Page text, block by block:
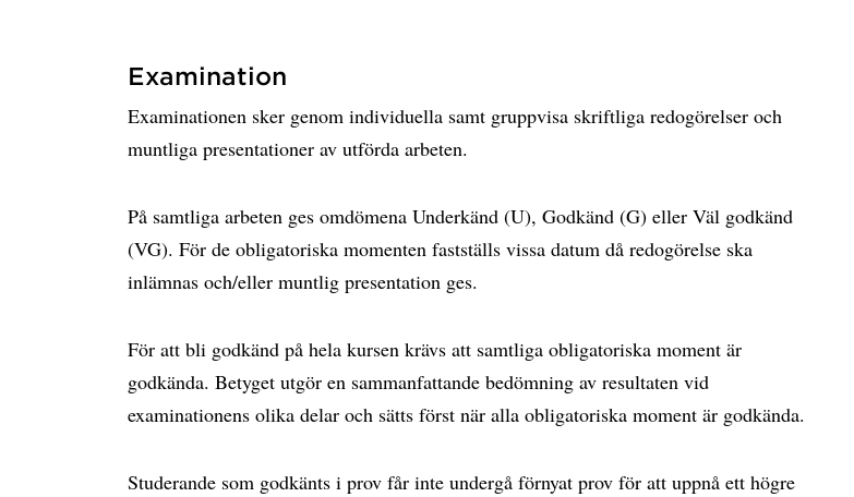
Examination
Examinationen sker genom individuella samt gruppvisa skriftliga redogörelser och
muntliga presentationer av utförda arbeten.
På samtliga arbeten ges omdömena Underkänd (U), Godkänd (G) eller Väl godkänd
(VG). För de obligatoriska momenten fastställs vissa datum då redogörelse ska
inlämnas och/eller muntlig presentation ges.
För att bli godkänd på hela kursen krävs att samtliga obligatoriska moment är
godkända. Betyget utgör en sammanfat­tande bedömning av resultaten vid
examinationens olika delar och sätts först när alla obligatoriska moment är godkända.
Studerande som godkänts i prov får inte undergå förnyat prov för att uppnå ett högre